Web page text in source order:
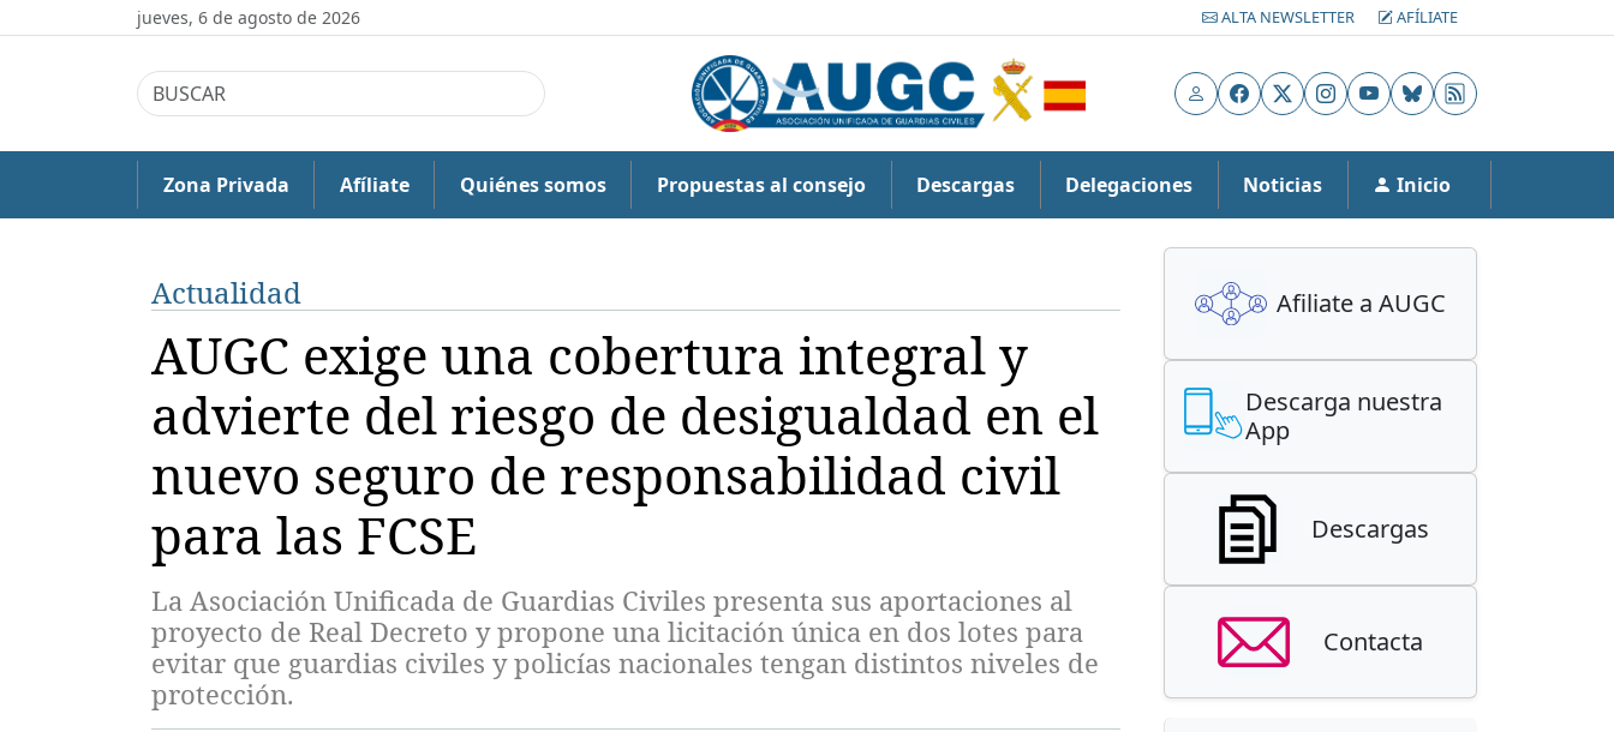
jueves, 6 de agosto de 2026 ALTA NEWSLETTER AFÍLIATE
UsuarioFacebook
X Instagram
YouTubeBluesky
RSS
Zona Privada Afíliate Quiénes somos Propuestas al consejo Descargas Delegaciones Noticias Inicio
Actualidad
AUGC exige una cobertura integral y
advierte del riesgo de desigualdad en el
nuevo seguro de responsabilidad civil
para las FCSE
La Asociación Unificada de Guardias Civiles presenta sus aportaciones al
proyecto de Real Decreto y propone una licitación única en dos lotes para
evitar que guardias civiles y policías nacionales tengan distintos niveles de
protección.
Afiliate a AUGC
Descarga nuestra
App
Descargas
Contacta